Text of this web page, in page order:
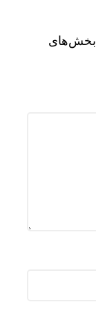
بخش‌های